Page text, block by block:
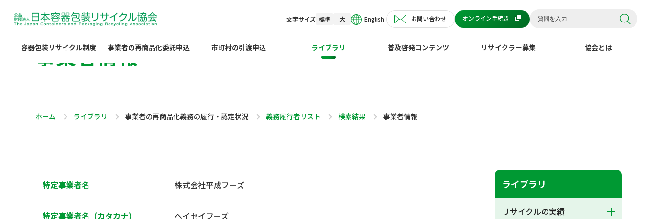
文字サイズ 標準 大 English お問い合わせ オンライン手続き
容器包装リサイクル制度 事業者の再商品化委託申込 市町村の引渡申込 ライブラリ 普及啓発コンテンツ リサイクラー募集 協会とは
事業者情報
ホーム ライブラリ 事業者の再商品化義務の履行・認定状況 義務履行者リスト 検索結果 事業者情報
特定事業者名 株式会社平成フーズ
特定事業者名（カタカナ） ヘイセイフーズ
ライブラリ
リサイクルの実績